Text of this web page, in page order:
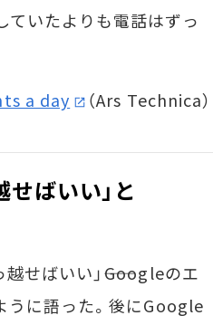
ていたよりも電話はずっ
a day
（Ars Technica）
ばいい」と
せばいい」――Googleのエ
うに語った。後にGoogle